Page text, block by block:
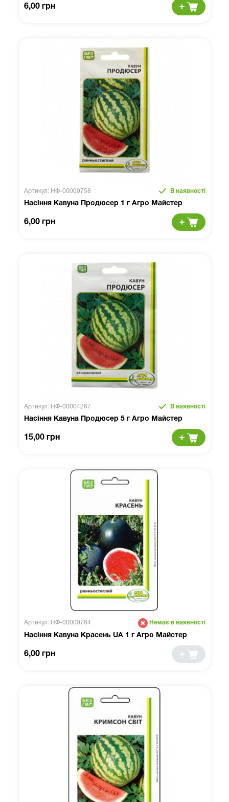
6,00 грн
Артикул: НФ-00000758 В наявності
Насіння Кавуна Продюсер 1 г Агро Майстер
6,00 грн
Артикул: НФ-00004267 В наявності
Насіння Кавуна Продюсер 5 г Агро Майстер
15,00 грн
Артикул: НФ-00000764 Немає в наявності
Насіння Кавуна Красень UA 1 г Агро Майстер
6,00 грн